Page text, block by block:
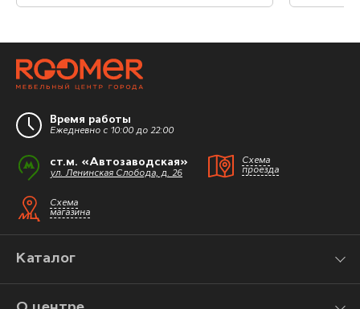
Время работы
Ежедневно с 10:00 до 22:00
ст.м. «Автозаводская»
ул. Ленинская Слобода, д. 26
Схема
проезда
Схема
магазина
Каталог